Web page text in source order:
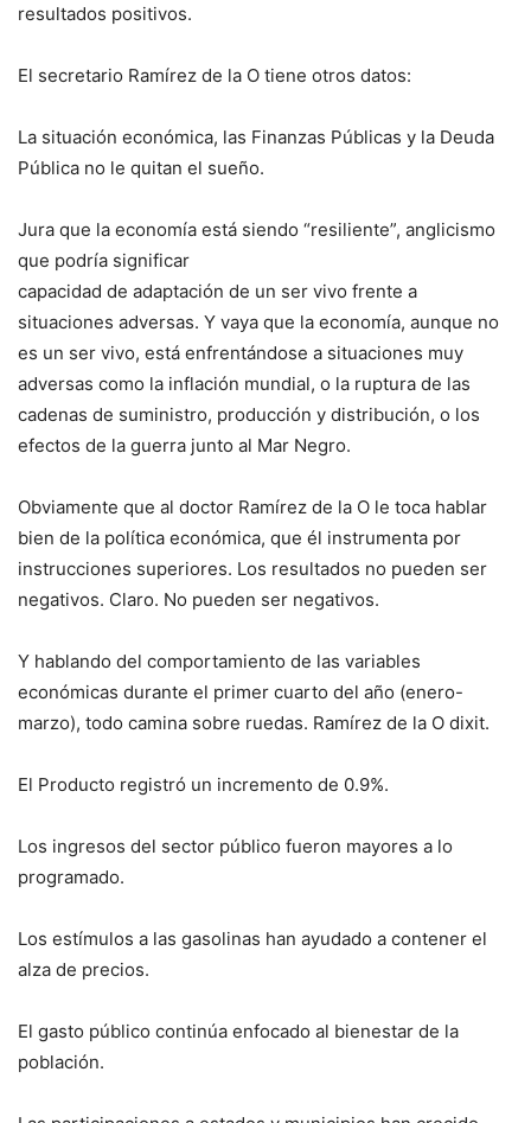
resultados positivos.
El secretario Ramírez de la O tiene otros datos:
La situación económica, las Finanzas Públicas y la Deuda
Pública no le quitan el sueño.
Jura que la economía está siendo “resiliente”, anglicismo
que podría significar
capacidad de adaptación de un ser vivo frente a
situaciones adversas. Y vaya que la economía, aunque no
es un ser vivo, está enfrentándose a situaciones muy
adversas como la inflación mundial, o la ruptura de las
cadenas de suministro, producción y distribución, o los
efectos de la guerra junto al Mar Negro.
Obviamente que al doctor Ramírez de la O le toca hablar
bien de la política económica, que él instrumenta por
instrucciones superiores. Los resultados no pueden ser
negativos. Claro. No pueden ser negativos.
Y hablando del comportamiento de las variables
económicas durante el primer cuarto del año (enero-
marzo), todo camina sobre ruedas. Ramírez de la O dixit.
El Producto registró un incremento de 0.9%.
Los ingresos del sector público fueron mayores a lo
programado.
Los estímulos a las gasolinas han ayudado a contener el
alza de precios.
El gasto público continúa enfocado al bienestar de la
población.